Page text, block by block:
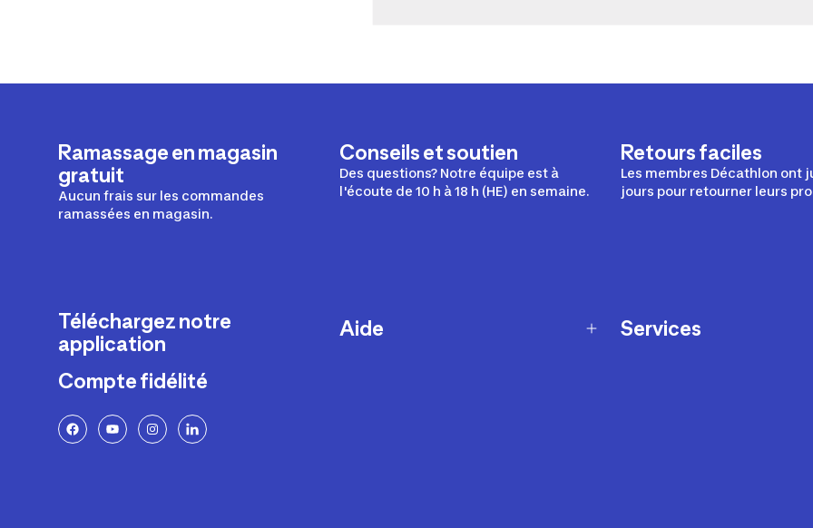
Ramassage en magasin
gratuit
Aucun frais sur les commandes
ramassées en magasin.
Conseils et soutien
Des questions? Notre équipe est à
l'écoute de 10 h à 18 h (HE) en semaine.
Retours faciles
Les membres Décathlon ont
jours pour retourner leurs
Téléchargez notre
application
Compte fidélité
Aide Services